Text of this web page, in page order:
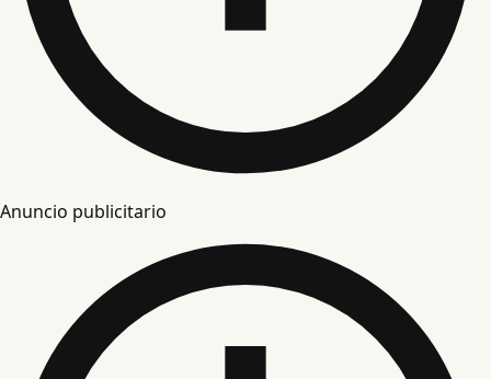
Anuncio publicitario